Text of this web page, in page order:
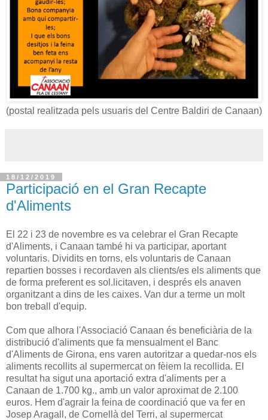
(postal realitzada pels usuaris del Centre Baldiri de Canaan)
18/12/2019
Participació en el Gran Recapte
d'Aliments
El 22 i 23 de novembre es va celebrar el Gran Recapte
d'Aliments, i Canaan també hi va participar, aportant
voluntaris. Dividits en torns, els voluntaris de Canaan
repartien bosses i recordaven als clients/es els aliments que
de forma preferent es sol.licitaven, i després els anaven
organitzant a dins de les caixes. Van dur a terme un molt
bon treball d'equip.
Com que alhora l'Associació Canaan és beneficiària de la
distribució d'aliments que fa mensualment el Banc
d'Aliments de Girona, ens varen autoritzar a quedar-nos els
aliments recollits al supermercat on fèiem la recollida. El
resultat ha sigut una aportació extra d'aliments per a
Canaan de 1.700 kg., amb un valor aproximat de 2.100
euros. Hem d'agrair la feina de coordinació que va fer en
Josep Aragall, de Cornellà del Terri, al supermercat